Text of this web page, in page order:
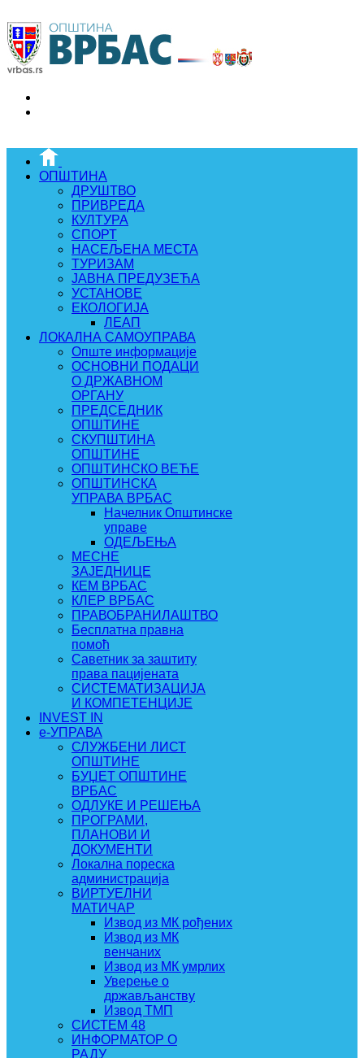
ОПШТИНА
ДРУШТВО
ПРИВРЕДА
КУЛТУРА
СПОРТ
НАСЕЉЕНА МЕСТА
ТУРИЗАМ
ЈАВНА ПРЕДУЗЕЋА
УСТАНОВЕ
ЕКОЛОГИЈА
ЛЕАП
ЛОКАЛНА САМОУПРАВА
Опште информације
ОСНОВНИ ПОДАЦИ
О ДРЖАВНОМ
ОРГАНУ
ПРЕДСЕДНИК
ОПШТИНЕ
СКУПШТИНА
ОПШТИНЕ
ОПШТИНСКО ВЕЋЕ
ОПШТИНСКА
УПРАВА ВРБАС
Начелник Општинске
управе
ОДЕЉЕЊА
МЕСНЕ
ЗАЈЕДНИЦЕ
КЕМ ВРБАС
КЛЕР ВРБАС
ПРАВОБРАНИЛАШТВО
Бесплатна правна
помоћ
Саветник за заштиту
права пацијената
СИСТЕМАТИЗАЦИЈА
И КОМПЕТЕНЦИЈЕ
INVEST IN
e-УПРАВА
СЛУЖБЕНИ ЛИСТ
ОПШТИНЕ
БУЏЕТ ОПШТИНЕ
ВРБАС
ОДЛУКЕ И РЕШЕЊА
ПРОГРАМИ,
ПЛАНОВИ И
ДОКУМЕНТИ
Локална пореска
администрација
ВИРТУЕЛНИ
МАТИЧАР
Извод из МК рођених
Извод из МК
венчаних
Извод из МК умрлих
Уверење о
држављанству
Извод ТМП
СИСТЕМ 48
ИНФОРМАТОР О
РАДУ